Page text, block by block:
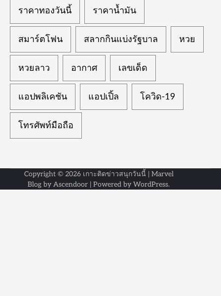
ราคาทองวันนี้ ราคาน้ำมัน
สมาร์ตโฟน สลากกินแบ่งรัฐบาล หวย
หวยลาว อากาศ เลขเด็ด
แอปพลิเคชัน แอปเปิ้ล โควิด-19
โทรศัพท์มือถือ
Copyright © 2026 เกาะติดข่าวสนุกวันนี้ | Marvel
Blog by Ascendoor | Powered by WordPress.